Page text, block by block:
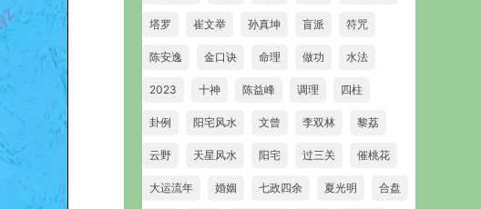
塔罗 崔文举 孙真坤 盲派 符咒
陈安逸 金口诀 命理 做功 水法
2023 十神 陈益峰 调理 四柱
卦例 阳宅风水 文曾 李双林 黎荔
云野 天星风水 阳宅 过三关 催桃花
大运流年 婚姻 七政四余 夏光明 合盘